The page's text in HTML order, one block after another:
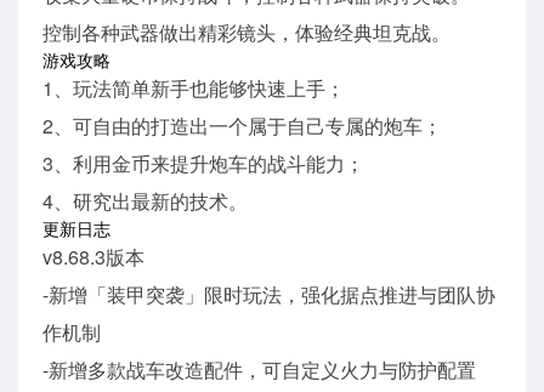
控制各种武器做出精彩镜头，体验经典坦克战。
游戏攻略
1、玩法简单新手也能够快速上手；
2、可自由的打造出一个属于自己专属的炮车；
3、利用金币来提升炮车的战斗能力；
4、研究出最新的技术。
更新日志
v8.68.3版本
-新增「装甲突袭」限时玩法，强化据点推进与团队协
作机制
-新增多款战车改造配件，可自定义火力与防护配置